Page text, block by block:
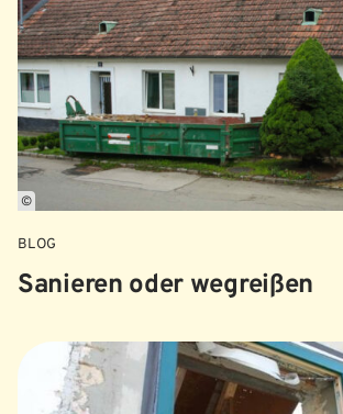
©
BLOG
Sanieren oder wegreißen